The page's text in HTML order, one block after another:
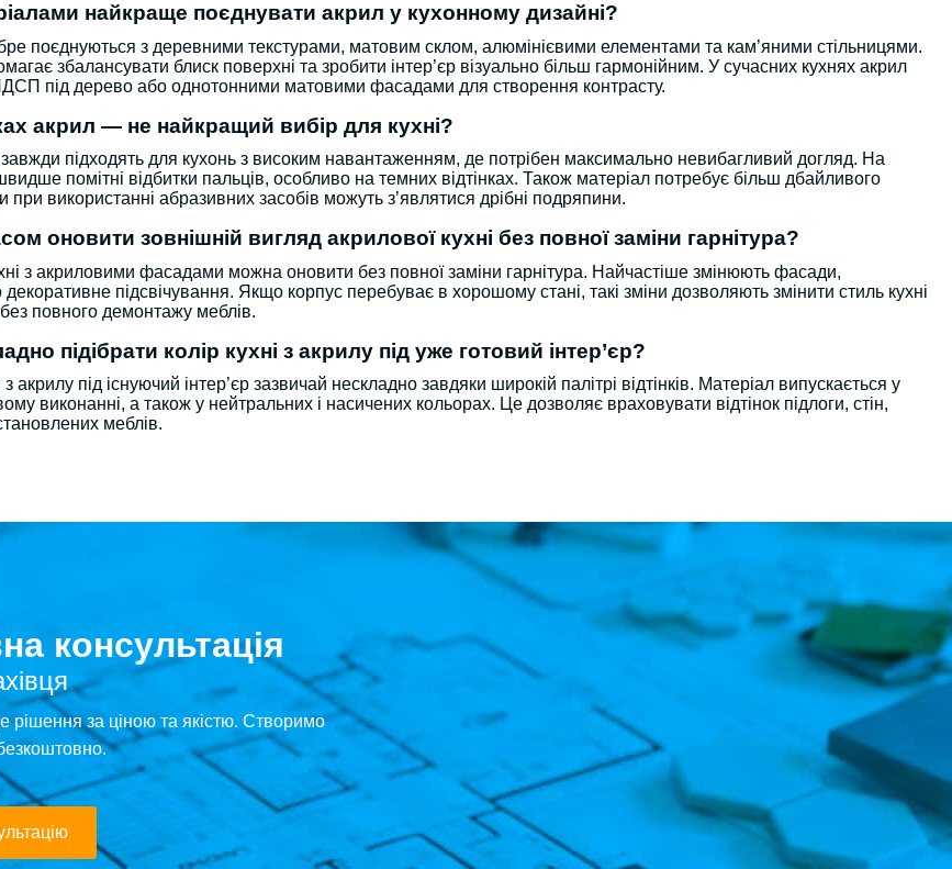
найкраще поєднувати акрил у кухонному дизайні?
поєднуються з деревними текстурами, матовим склом, алюмінієвими елементами та кам’яними стільницями.
збалансувати блиск поверхні та зробити інтер’єр візуально більш гармонійним. У сучасних кухнях акрил
під дерево або однотонними матовими фасадами для створення контрасту.
акрил — не найкращий вибір для кухні?
підходять для кухонь з високим навантаженням, де потрібен максимально невибагливий догляд. На
помітні відбитки пальців, особливо на темних відтінках. Також матеріал потребує більш дбайливого
при використанні абразивних засобів можуть з’являтися дрібні подряпини.
оновити зовнішній вигляд акрилової кухні без повної заміни гарнітура?
з акриловими фасадами можна оновити без повної заміни гарнітура. Найчастіше змінюють фасади,
підсвічування. Якщо корпус перебуває в хорошому стані, такі зміни дозволяють змінити стиль кухні
без повного демонтажу меблів.
підібрати колір кухні з акрилу під уже готовий інтер’єр?
з акрилу під існуючий інтер’єр зазвичай нескладно завдяки широкій палітрі відтінків. Матеріал випускається у
виконанні, а також у нейтральних і насичених кольорах. Це дозволяє враховувати відтінок підлоги, стін,
меблів.
консультація
рішення за ціною та якістю. Створимо